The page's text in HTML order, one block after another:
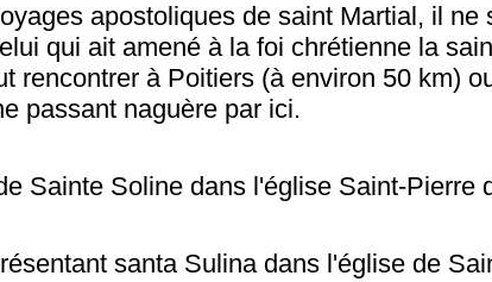
apostoliques de saint Martial, il ne
qui ait amené à la foi chrétienne la
rencontrer à Poitiers (à environ 50 km)
passant naguère par ici.
Sainte Soline dans l'église Saint-Pierre
santa Sulina dans l'église de